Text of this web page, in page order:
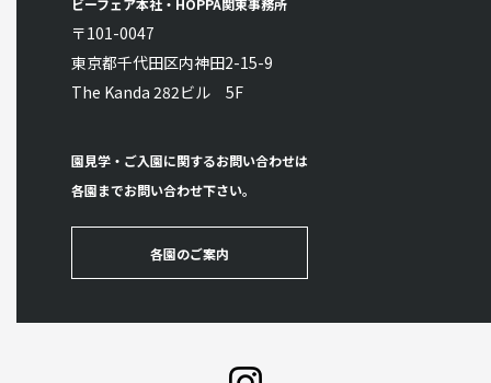
ビーフェア本社・HOPPA関東事務所
〒101-0047
東京都千代田区内神田2-15-9
The Kanda 282ビル 5F
園見学・ご入園に関するお問い合わせは
各園までお問い合わせ下さい。
各園のご案内